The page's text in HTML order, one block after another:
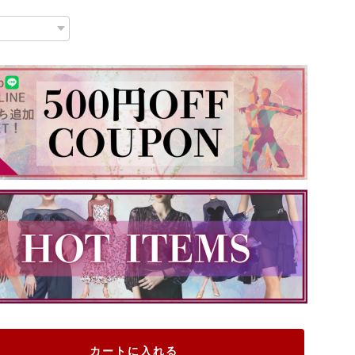
カートに入れる